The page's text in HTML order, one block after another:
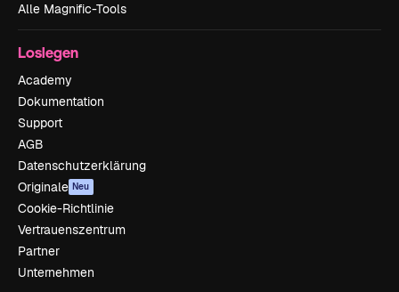
Alle Magnific-Tools
Loslegen
Academy
Dokumentation
Support
AGB
Datenschutzerklärung
Originale Neu
Cookie-Richtlinie
Vertrauenszentrum
Partner
Unternehmen